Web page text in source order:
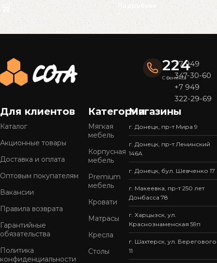
Подробнее
Read More
224
С Феникса
+7 949
347-30-60
+7 949
322-29-69
Для клиентов
Каталог
Акционные товары
Доставка и оплата
Оптовым покупателям
Вакансии
Правила возврата
Гарантийные
обязательства
Политика
конфиденциальности
Категории
Мягкая
мебель
Корпусная
мебель
Premium
мебель
Кровати
Матрасы
Кресла
Столы
Магазины
г. Донецк, пр-т Мира 9
г. Донецк, пр-т Ленинский
146А
г. Донецк, бул. Шевченко 17
г. Макеевка, пр-т 250 лет
Донбасса 78
г. Харцызск, ул.
Краснознаменская 59п
г. Шахтерск, ул. Берегового
11